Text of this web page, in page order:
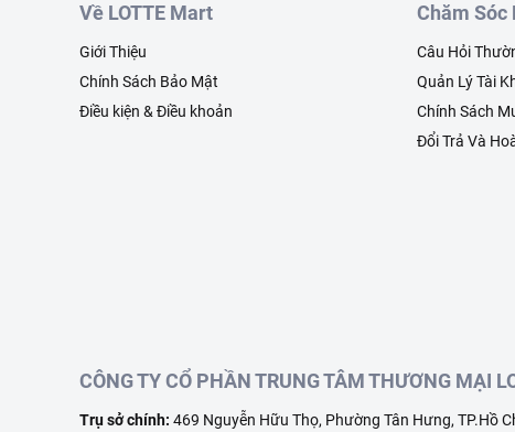
Về LOTTE Mart
Giới Thiệu
Chính Sách Bảo Mật
Điều kiện & Điều khoản
Chăm Sóc
Câu Hỏi
Quản Lý Tài
Chính Sách
Đổi Trả Và
CÔNG TY CỔ PHẦN TRUNG TÂM THƯƠNG MẠI
Trụ sở chính: 469 Nguyễn Hữu Thọ, Phường Tân Hưng, TP.Hồ